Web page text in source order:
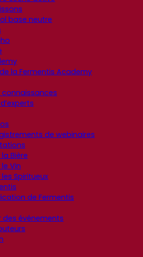
base neutre
la Fermentis Academy
connaissances
de webinaires
la Bière
Vin
les Spiritueux
de Fermentis
des événements